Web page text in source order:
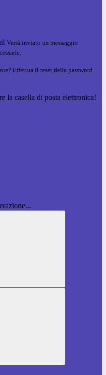
Verrà inviato un messaggio
Effettua il reset della password
la casella di posta elettronica!